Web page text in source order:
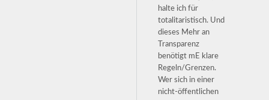
halte ich für
totalitaristisch. Und
dieses Mehr an
Transparenz
benötigt mE klare
Regeln/Grenzen.
Wer sich in einer
nicht-öffentlichen